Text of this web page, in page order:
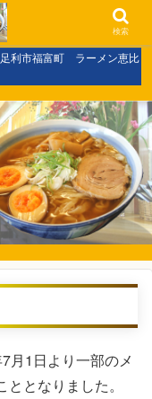
利市福富町 ラーメン恵比
月1日より一部のメ
となりました。
検索